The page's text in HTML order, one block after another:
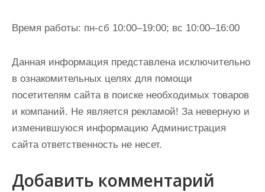
Время работы: пн-сб 10:00–19:00; вс 10:00–16:00
Данная информация представлена исключительно
в ознакомительных целях для помощи
посетителям сайта в поиске необходимых товаров
и компаний. Не является рекламой! За неверную и
изменившуюся информацию Администрация
сайта ответственность не несет.
Добавить комментарий